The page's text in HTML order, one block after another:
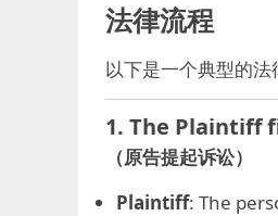
法律流程
以下是一个典型的
1. The Plaintiff
（原告提起诉讼）
Plaintiff: The